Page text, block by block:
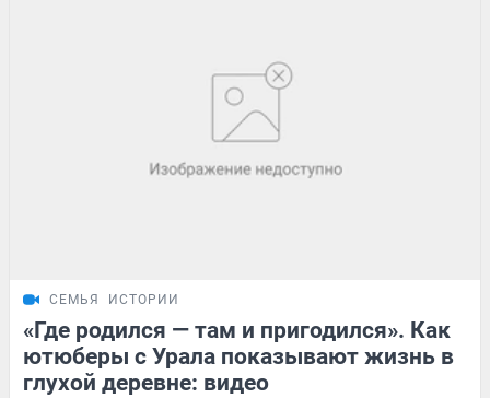
СЕМЬЯ ИСТОРИИ
«Где родился — там и пригодился». Как
ютюберы с Урала показывают жизнь в
глухой деревне: видео